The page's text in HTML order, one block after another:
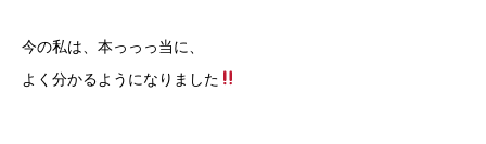
今の私は、本っっっ当に、
よく分かるようになりました